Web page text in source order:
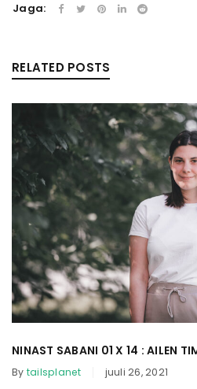
Jaga:
RELATED POSTS
NINAST SABANI 01 X 14 : AILEN
By tailsplanet juuli 26, 2021